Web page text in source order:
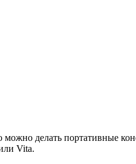
делать портативные
Vita.